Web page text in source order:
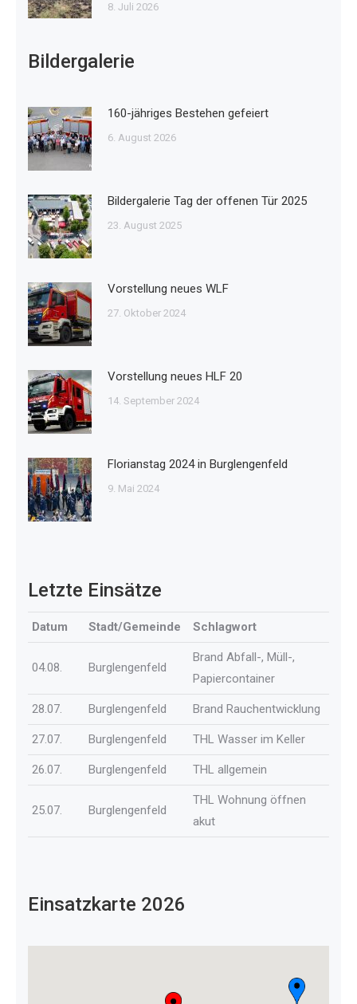
8. Juli 2026
Bildergalerie
160-jähriges Bestehen gefeiert
6. August 2026
Bildergalerie Tag der offenen Tür 2025
23. August 2025
Vorstellung neues WLF
27. Oktober 2024
Vorstellung neues HLF 20
14. September 2024
Florianstag 2024 in Burglengenfeld
9. Mai 2024
Letzte Einsätze
Datum Stadt/Gemeinde Schlagwort
04.08. Burglengenfeld
Brand Abfall-, Müll-,
Papiercontainer
28.07. Burglengenfeld Brand Rauchentwicklung
27.07. Burglengenfeld THL Wasser im Keller
26.07. Burglengenfeld THL allgemein
25.07. Burglengenfeld
THL Wohnung öffnen
akut
Einsatzkarte 2026